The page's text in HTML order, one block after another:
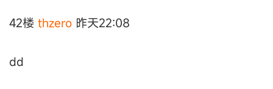
42楼 thzero 昨天22:08
dd